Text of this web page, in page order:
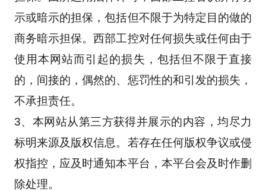
示或暗示的担保，包括但不限于为特定目的做的
商务暗示担保。西部工控对任何损失或任何由于
使用本网站而引起的损失，包括但不限于直接
的，间接的，偶然的、惩罚性的和引发的损失，
不承担责任。
3、本网站从第三方获得并展示的内容，均尽力
标明来源及版权信息。若存在任何版权争议或侵
权指控，应及时通知本平台，本平台会及时作删
除处理。